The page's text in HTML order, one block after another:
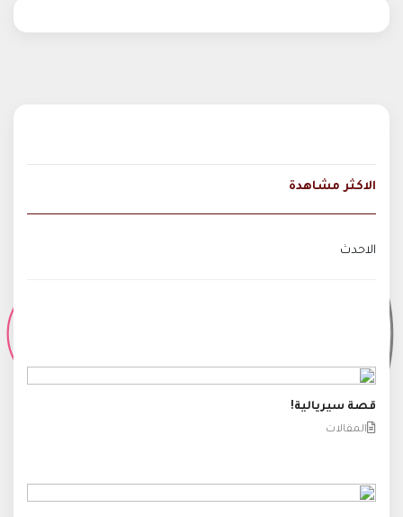
الاكثر مشاهدة
الاحدث
قصة سيريالية!
المقالات